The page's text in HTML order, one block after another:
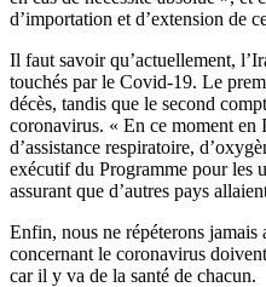
d’importation et d’extension de
Il faut savoir qu’actuellement,
touchés par le Covid-19. Le
décès, tandis que le second
coronavirus. « En ce moment en
d’assistance respiratoire,
exécutif du Programme pour les
assurant que d’autres pays
Enfin, nous ne répéterons jamais
concernant le coronavirus
car il y va de la santé de chacun.